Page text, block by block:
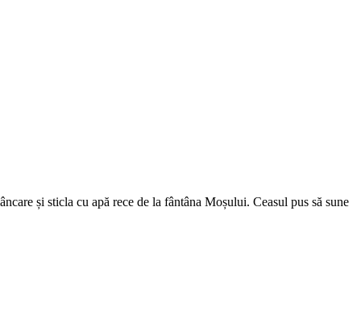
și sticla cu apă rece de la fântâna Moșului. Ceasul pus să sune